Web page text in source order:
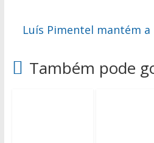
Luís Pimentel mantém a
Também pode